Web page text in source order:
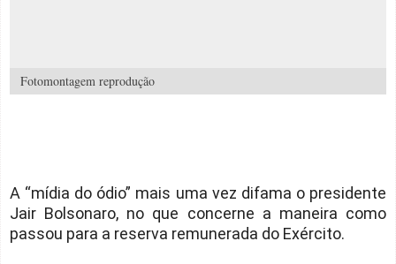
Fotomontagem reprodução
A “mídia do ódio” mais uma vez difama o presidente
Jair Bolsonaro, no que concerne a maneira como
passou para a reserva remunerada do Exército.